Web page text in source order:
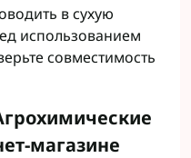
в сухую
использованием
совместимость
магазине